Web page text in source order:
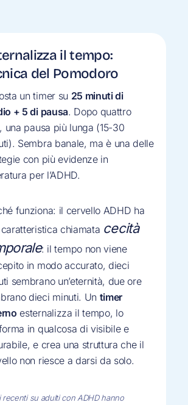
il tempo:
del Pomodoro
un timer su 25 minuti di
+ 5 di pausa. Dopo quattro
una pausa più lunga (15-30
Sembra banale, ma è una delle
con più evidenze in
per l’ADHD.
funziona: il cervello ADHD ha
chiamata cecità
: il tempo non viene
in modo accurato, dieci
sembrano un’eternità, due ore
dieci minuti. Un timer
esternalizza il tempo, lo
in qualcosa di visibile e
e crea una struttura che il
non riesce a darsi da solo.
recenti su adulti con ADHD hanno